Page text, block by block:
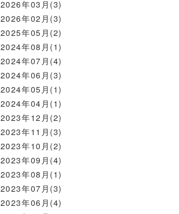
2026年03月(3)
2026年02月(3)
2025年05月(2)
2024年08月(1)
2024年07月(4)
2024年06月(3)
2024年05月(1)
2024年04月(1)
2023年12月(2)
2023年11月(3)
2023年10月(2)
2023年09月(4)
2023年08月(1)
2023年07月(3)
2023年06月(4)